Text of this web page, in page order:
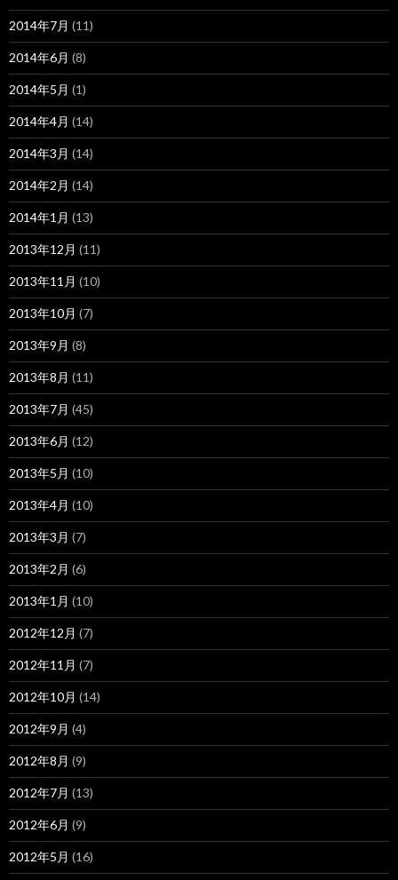
2014年7月 (11)
2014年6月 (8)
2014年5月 (1)
2014年4月 (14)
2014年3月 (14)
2014年2月 (14)
2014年1月 (13)
2013年12月 (11)
2013年11月 (10)
2013年10月 (7)
2013年9月 (8)
2013年8月 (11)
2013年7月 (45)
2013年6月 (12)
2013年5月 (10)
2013年4月 (10)
2013年3月 (7)
2013年2月 (6)
2013年1月 (10)
2012年12月 (7)
2012年11月 (7)
2012年10月 (14)
2012年9月 (4)
2012年8月 (9)
2012年7月 (13)
2012年6月 (9)
2012年5月 (16)